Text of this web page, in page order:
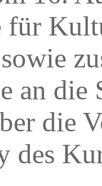
für
an die
die
des